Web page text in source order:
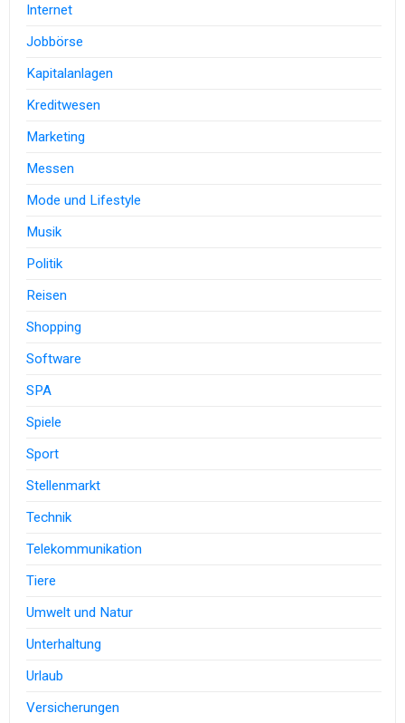
Internet
Jobbörse
Kapitalanlagen
Kreditwesen
Marketing
Messen
Mode und Lifestyle
Musik
Politik
Reisen
Shopping
Software
SPA
Spiele
Sport
Stellenmarkt
Technik
Telekommunikation
Tiere
Umwelt und Natur
Unterhaltung
Urlaub
Versicherungen